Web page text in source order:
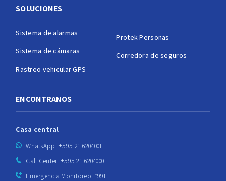
SOLUCIONES
Sistema de alarmas
Sistema de cámaras
Rastreo vehicular GPS
Protek Personas
Corredora de seguros
ENCONTRANOS
Casa central
WhatsApp: +595 21 6204001
Call Center: +595 21 6204000
Emergencia Monitoreo: *991